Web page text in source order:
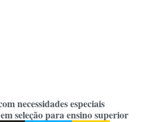
necessidades especiais
seleção para ensino superior